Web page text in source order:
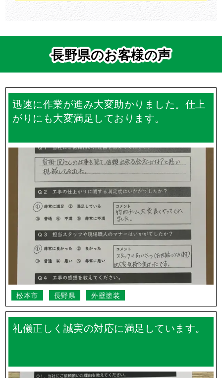
長野県のお客様の声
迅速に作業が進み大変助かりました。仕上
がりにも大変満足しております。
松本市 長野県 外壁塗装
礼儀正しく誠実の対応に満足しています。